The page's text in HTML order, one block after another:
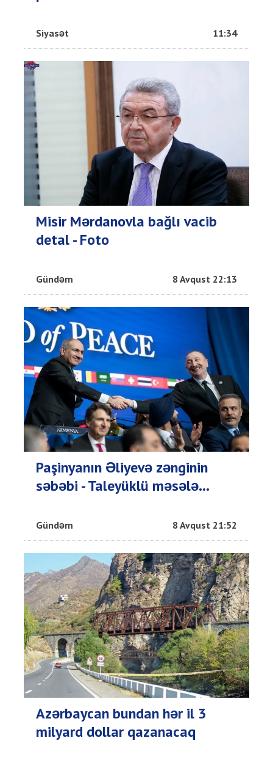
Siyasət 11:34
Misir Mərdanovla bağlı vacib
detal - Foto
Gündəm 8 Avqust 22:13
Paşinyanın Əliyevə zənginin
səbəbi - Taleyüklü məsələ...
Gündəm 8 Avqust 21:52
Azərbaycan bundan hər il 3
milyard dollar qazanacaq